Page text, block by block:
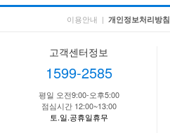
이용안내 | 개인정보처리방침
고객센터정보
1599-2585
평일 오전9:00-오후5:00
점심시간 12:00~13:00
토.일.공휴일휴무